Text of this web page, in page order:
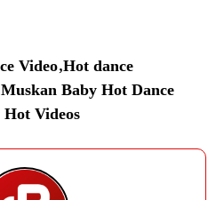
Video,Hot dance
Muskan Baby Hot Dance
Videos